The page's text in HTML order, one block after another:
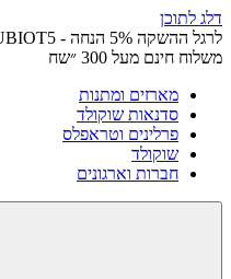
דלג לתוכן
לרגל ההשקה 5% הנחה - KUBIOT5
משלוח חינם מעל 300 ״שח
מארזים ומתנות
סדנאות שוקולד
פרלינים וטראפלס
שוקולד
חברות וארגונים